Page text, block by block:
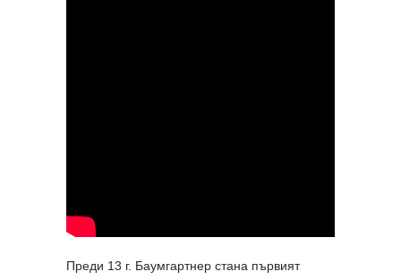
Преди 13 г. Баумгартнер стана първият